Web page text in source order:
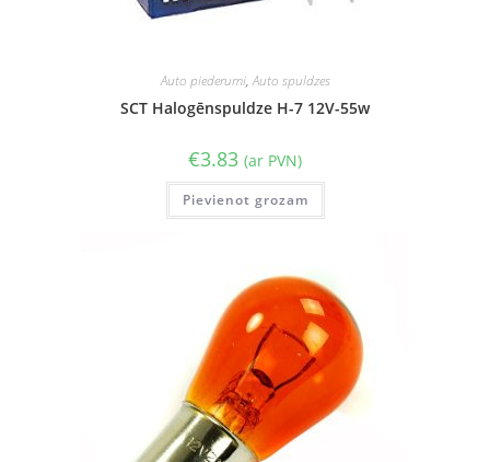
Auto piederumi,Auto spuldzes
SCT Halogēnspuldze H-7 12V-55w
€3.83 (ar PVN)
Pievienot grozam